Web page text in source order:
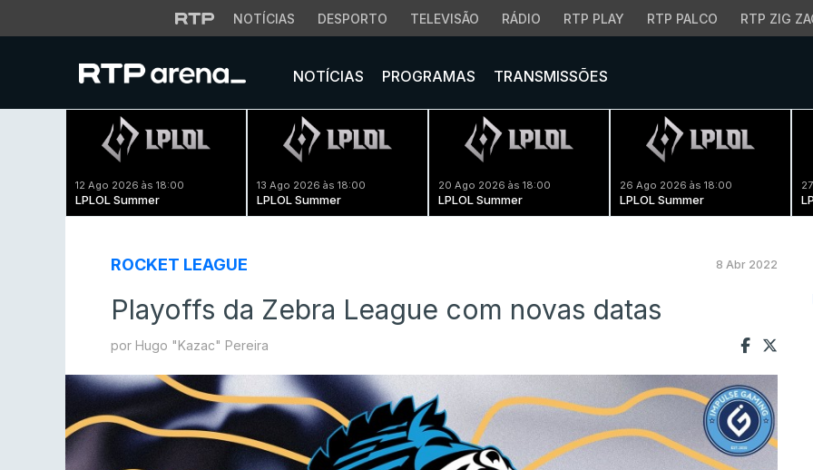
NOTÍCIAS DESPORTO TELEVISÃO RÁDIO RTP PLAY RTP PALCO RTP ZIG
NOTÍCIAS PROGRAMAS TRANSMISSÕES
12 Ago 2026 às 18:00
LPLOL Summer
13 Ago 2026 às 18:00
LPLOL Summer
20 Ago 2026 às 18:00
LPLOL Summer
26 Ago 2026 às 18:00
LPLOL Summer
ROCKET LEAGUE 8 Abr 2022
Playoffs da Zebra League com novas datas
por Hugo "Kazac" Pereira